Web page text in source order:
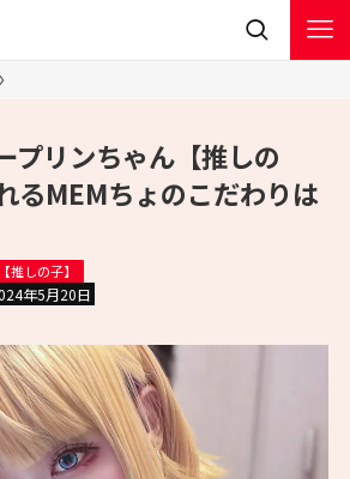
プリンちゃん【推しの
るMEMちょのこだわりは
【推しの子】
年5月20日